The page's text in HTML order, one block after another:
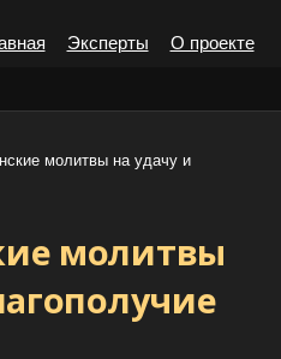
Эксперты О проекте
:
молитвы на удачу и
молитвы